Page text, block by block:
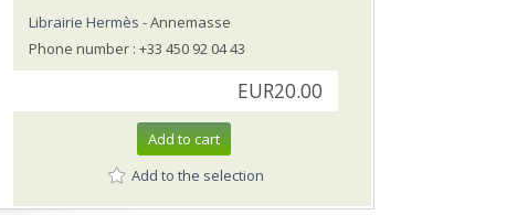
Librairie Hermès - Annemasse
Phone number : +33 450 92 04 43
EUR20.00
Add to cart
Add to the selection